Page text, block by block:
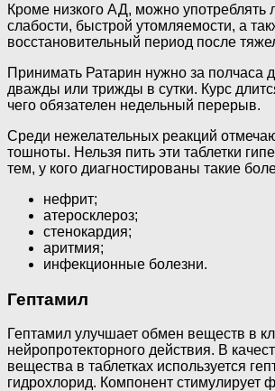
Кроме низкого АД, можно употреблять
слабости, быстрой утомляемости, а
восстановительный период после
Принимать Ратарин нужно за полчаса
дважды или трижды в сутки. Курс
чего обязателен недельный перерыв.
Среди нежелательных реакций
тошноты. Нельзя пить эти таблетки
тем, у кого диагностированы такие
нефрит;
атеросклероз;
стенокардия;
аритмия;
инфекционные болезни.
Гептамил
Гептамил улучшает обмен веществ в
нейропротекторного действия. В
вещества в таблетках используется
гидрохлорид. Компонент стимулирует